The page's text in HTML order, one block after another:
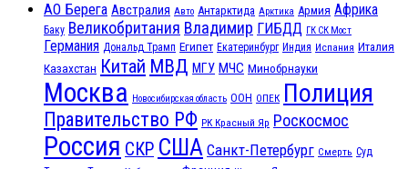
АО Берега Австралия Авто Антарктида Арктика Армия Африка
Баку Великобритания Владимир ГИБДД ГК СК Мост
Германия Дональд Трамп Египет Екатеринбург Индия Испания Италия
Казахстан Китай МВД МГУ МЧС Минобрнауки
Москва Новосибирская область ООН ОПЕК Полиция
Правительство РФ РК Красный Яр Роскосмос
Россия СКР США Санкт-Петербург Смерть Суд